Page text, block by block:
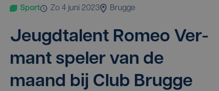
Sport zo 4 juni 2023 Brugge
Jeugd­ta­lent Romeo Ver­
mant spe­ler van de
maand bij Club Brugge